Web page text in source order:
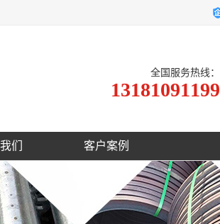
全国服务热线：
13181091199
们 客户案例